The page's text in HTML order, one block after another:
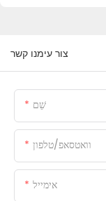
צור עימנו קשר
שֵׁם
וואטסאפ/טלפון
אימייל